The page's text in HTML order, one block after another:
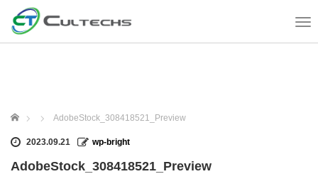
T
ホーム AdobeStock_308418521_Preview
2023.09.21 wp-bright
AdobeStock_308418521_Preview